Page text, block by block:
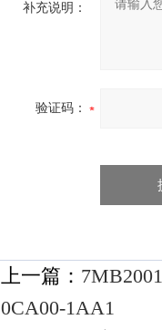
补充说明：
验证码：
上一篇：
0CA00-1AA1